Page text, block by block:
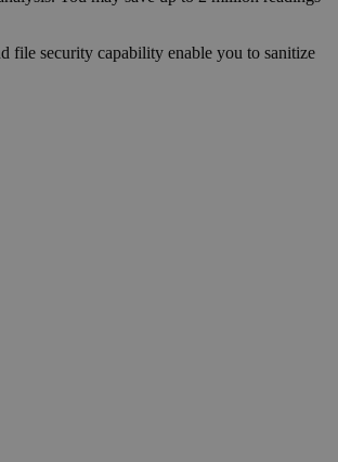
file security capability enable you to sanitize